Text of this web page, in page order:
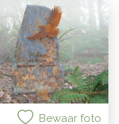
Bewaar foto